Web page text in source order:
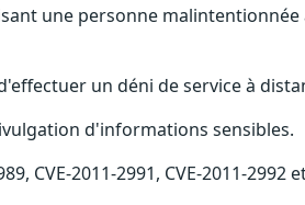
une personne
un déni de service à
d'informations sensibles.
CVE-2011-2991, CVE-2011-